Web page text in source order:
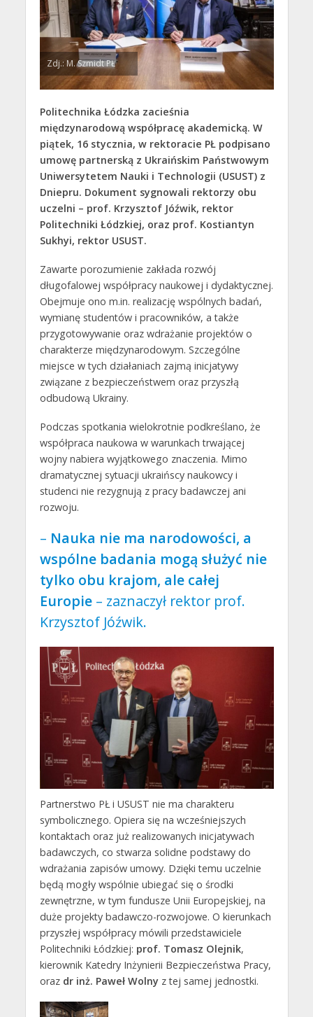
Zdj.: M. Szmidt PŁ
Politechnika Łódzka zacieśnia
międzynarodową współpracę akademicką. W
piątek, 16 stycznia, w rektoracie PŁ podpisano
umowę partnerską z Ukraińskim Państwowym
Uniwersytetem Nauki i Technologii (USUST) z
Dniepru. Dokument sygnowali rektorzy obu
uczelni – prof. Krzysztof Jóźwik, rektor
Politechniki Łódzkiej, oraz prof. Kostiantyn
Sukhyi, rektor USUST.
Zawarte porozumienie zakłada rozwój
długofalowej współpracy naukowej i dydaktycznej.
Obejmuje ono m.in. realizację wspólnych badań,
wymianę studentów i pracowników, a także
przygotowywanie oraz wdrażanie projektów o
charakterze międzynarodowym. Szczególne
miejsce w tych działaniach zajmą inicjatywy
związane z bezpieczeństwem oraz przyszłą
odbudową Ukrainy.
Podczas spotkania wielokrotnie podkreślano, że
współpraca naukowa w warunkach trwającej
wojny nabiera wyjątkowego znaczenia. Mimo
dramatycznej sytuacji ukraińscy naukowcy i
studenci nie rezygnują z pracy badawczej ani
rozwoju.
– Nauka nie ma narodowości, a
wspólne badania mogą służyć nie
tylko obu krajom, ale całej
Europie– zaznaczył rektor prof.
Krzysztof Jóźwik.
Partnerstwo PŁ i USUST nie ma charakteru
symbolicznego. Opiera się na wcześniejszych
kontaktach oraz już realizowanych inicjatywach
badawczych, co stwarza solidne podstawy do
wdrażania zapisów umowy. Dzięki temu uczelnie
będą mogły wspólnie ubiegać się o środki
zewnętrzne, w tym fundusze Unii Europejskiej, na
duże projekty badawczo-rozwojowe. O kierunkach
przyszłej współpracy mówili przedstawiciele
Politechniki Łódzkiej: prof. Tomasz Olejnik,
kierownik Katedry Inżynierii Bezpieczeństwa Pracy,
oraz dr inż. Paweł Wolnyz tej samej jednostki.